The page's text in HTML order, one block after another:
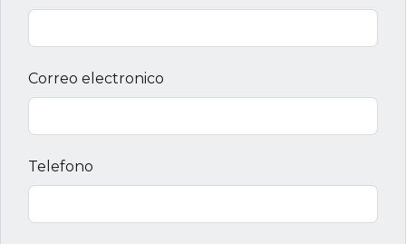
Correo electronico
Telefono